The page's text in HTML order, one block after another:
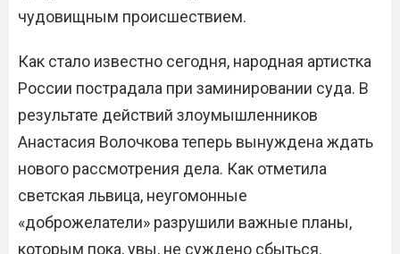
чудовищным происшествием.
Как стало известно сегодня, народная артистка
России пострадала при заминировании суда. В
результате действий злоумышленников
Анастасия Волочкова теперь вынуждена ждать
нового рассмотрения дела. Как отметила
светская львица, неугомонные
«доброжелатели» разрушили важные планы,
которым пока, увы, не суждено сбыться.